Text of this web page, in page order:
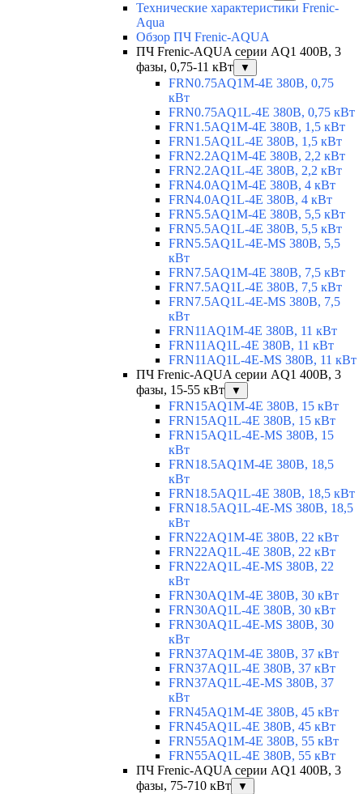
Технические характеристики Frenic-
Aqua
Обзор ПЧ Frenic-AQUA
ПЧ Frenic-AQUA серии AQ1 400В, 3
фазы, 0,75-11 кВт
▼
FRN0.75AQ1M-4E 380В, 0,75
кВт
FRN0.75AQ1L-4E 380В, 0,75 кВт
FRN1.5AQ1M-4E 380В, 1,5 кВт
FRN1.5AQ1L-4E 380В, 1,5 кВт
FRN2.2AQ1M-4E 380В, 2,2 кВт
FRN2.2AQ1L-4E 380В, 2,2 кВт
FRN4.0AQ1M-4E 380В, 4 кВт
FRN4.0AQ1L-4E 380В, 4 кВт
FRN5.5AQ1M-4E 380В, 5,5 кВт
FRN5.5AQ1L-4E 380В, 5,5 кВт
FRN5.5AQ1L-4E-MS 380В, 5,5
кВт
FRN7.5AQ1M-4E 380В, 7,5 кВт
FRN7.5AQ1L-4E 380В, 7,5 кВт
FRN7.5AQ1L-4E-MS 380В, 7,5
кВт
FRN11AQ1M-4E 380В, 11 кВт
FRN11AQ1L-4E 380В, 11 кВт
FRN11AQ1L-4E-MS 380В, 11 кВт
ПЧ Frenic-AQUA серии AQ1 400В, 3
фазы, 15-55 кВт
▼
FRN15AQ1M-4E 380В, 15 кВт
FRN15AQ1L-4E 380В, 15 кВт
FRN15AQ1L-4E-MS 380В, 15
кВт
FRN18.5AQ1M-4E 380В, 18,5
кВт
FRN18.5AQ1L-4E 380В, 18,5 кВт
FRN18.5AQ1L-4E-MS 380В, 18,5
кВт
FRN22AQ1M-4E 380В, 22 кВт
FRN22AQ1L-4E 380В, 22 кВт
FRN22AQ1L-4E-MS 380В, 22
кВт
FRN30AQ1M-4E 380В, 30 кВт
FRN30AQ1L-4E 380В, 30 кВт
FRN30AQ1L-4E-MS 380В, 30
кВт
FRN37AQ1M-4E 380В, 37 кВт
FRN37AQ1L-4E 380В, 37 кВт
FRN37AQ1L-4E-MS 380В, 37
кВт
FRN45AQ1M-4E 380В, 45 кВт
FRN45AQ1L-4E 380В, 45 кВт
FRN55AQ1M-4E 380В, 55 кВт
FRN55AQ1L-4E 380В, 55 кВт
ПЧ Frenic-AQUA серии AQ1 400В, 3
фазы, 75-710 кВт
▼